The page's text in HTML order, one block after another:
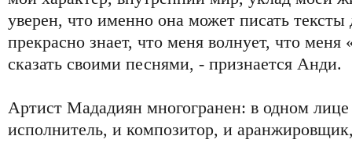
уверен, что именно она может писать
прекрасно знает, что меня волнует, что меня
сказать своими песнями, - признается Анди.
Артист Мададиян многогранен: в одном
исполнитель, и композитор, и